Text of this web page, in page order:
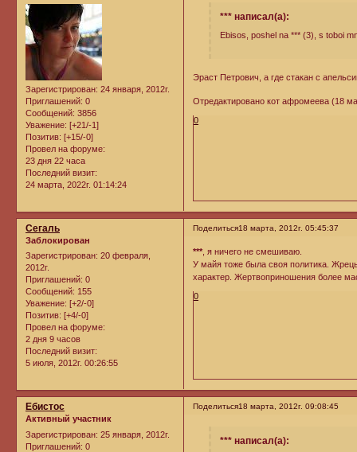
Зарегистрирован: 24 января, 2012г.
Приглашений: 0
Сообщений: 3856
Уважение: [+21/-1]
Позитив: [+15/-0]
Провел на форуме:
23 дня 22 часа
Последний визит:
24 марта, 2022г. 01:14:24
*** написал(а):
Ebisos, poshel na *** (3), s toboi
Эраст Петрович, а где стакан с
Отредактировано кот афромеева (18
0
Поделиться18 марта, 2012г. 05:45:37
Сегаль
Заблокирован
Зарегистрирован: 20 февраля,
2012г.
Приглашений: 0
Сообщений: 155
Уважение: [+2/-0]
Позитив: [+4/-0]
Провел на форуме:
2 дня 9 часов
Последний визит:
5 июля, 2012г. 00:26:55
*** , я ничего не смешиваю.
У майя тоже была своя политика.
характер. Жертвоприношения более
0
Поделиться18 марта, 2012г. 09:08:45
Ебистос
Активный участник
Зарегистрирован: 25 января, 2012г.
Приглашений: 0
*** написал(а):